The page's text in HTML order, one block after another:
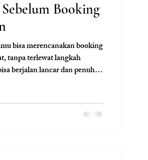
Booking
bisa merencanakan booking
tanpa terlewat langkah
berjalan lancar dan penuh